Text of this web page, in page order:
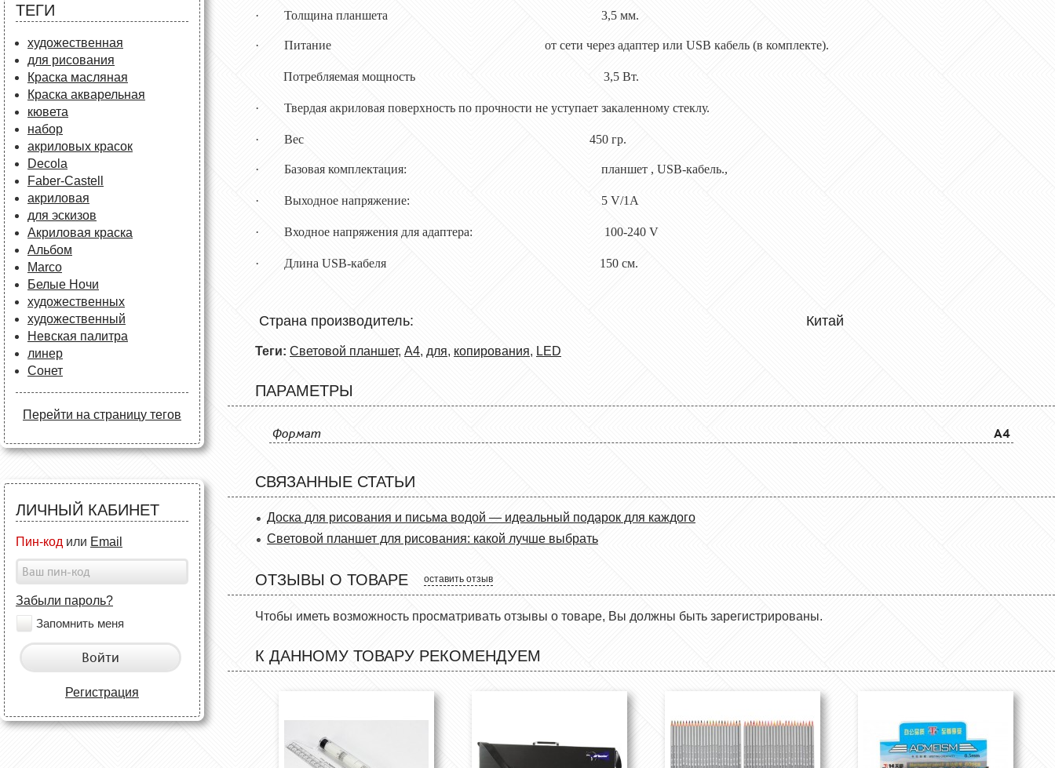
ТЕГИ
художественная
для рисования
Краска масляная
Краска акварельная
кювета
набор
акриловых красок
Decola
Faber-Castell
акриловая
для эскизов
Акриловая краска
Альбом
Marco
Белые Ночи
художественных
художественный
Невская палитра
линер
Сонет
Перейти на страницу тегов
ЛИЧНЫЙ КАБИНЕТ
Пин-код или Email
Забыли пароль?
Запомнить меня
Войти
Регистрация
· Толщина планшета 3,5 мм.
· Питание от сети через адаптер или USB кабель (в комплекте).
Потребляемая мощность 3,5 Вт.
· Твердая акриловая поверхность по прочности не уступает закаленному стеклу.
· Вес 450 гр.
· Базовая комплектация: планшет , USB-кабель.,
· Выходное напряжение: 5 V/1А
· Входное напряжения для адаптера: 100-240 V
· Длина USB-кабеля 150 см.
Страна производитель: Китай
Теги: Световой планшет, А4, для, копирования, LED
ПАРАМЕТРЫ
Формат A4
СВЯЗАННЫЕ СТАТЬИ
Доска для рисования и письма водой — идеальный подарок для каждого
Световой планшет для рисования: какой лучше выбрать
ОТЗЫВЫ О ТОВАРЕ оставить отзыв
Чтобы иметь возможность просматривать отзывы о товаре, Вы должны быть зарегистрированы.
К ДАННОМУ ТОВАРУ РЕКОМЕНДУЕМ